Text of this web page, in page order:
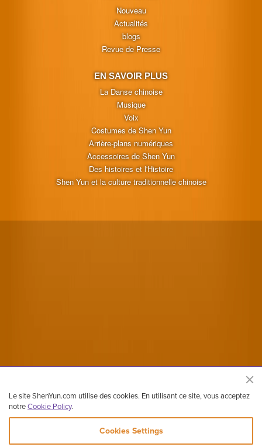
Nouveau
Actualités
blogs
Revue de Presse
EN SAVOIR PLUS
La Danse chinoise
Musique
Voix
Costumes de Shen Yun
Arrière-plans numériques
Accessoires de Shen Yun
Des histoires et l'Histoire
Shen Yun et la culture traditionnelle chinoise
Le site ShenYun.com utilise des cookies. En utilisant ce site, vous acceptez
notreCookie Policy.
Cookies Settings